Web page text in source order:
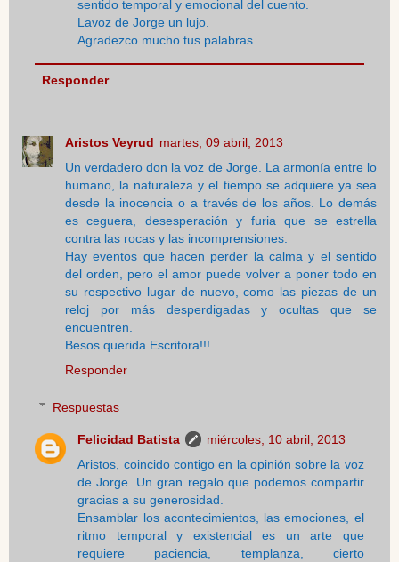
sentido temporal y emocional del cuento.
Lavoz de Jorge un lujo.
Agradezco mucho tus palabras
Responder
Aristos Veyrud martes, 09 abril, 2013
Un verdadero don la voz de Jorge. La armonía entre lo
humano, la naturaleza y el tiempo se adquiere ya sea
desde la inocencia o a través de los años. Lo demás
es ceguera, desesperación y furia que se estrella
contra las rocas y las incomprensiones.
Hay eventos que hacen perder la calma y el sentido
del orden, pero el amor puede volver a poner todo en
su respectivo lugar de nuevo, como las piezas de un
reloj por más desperdigadas y ocultas que se
encuentren.
Besos querida Escritora!!!
Responder
Respuestas
Felicidad Batista
miércoles, 10 abril, 2013
Aristos, coincido contigo en la opinión sobre la voz
de Jorge. Un gran regalo que podemos compartir
gracias a su generosidad.
Ensamblar los acontecimientos, las emociones, el
ritmo temporal y existencial es un arte que
requiere paciencia, templanza, cierto